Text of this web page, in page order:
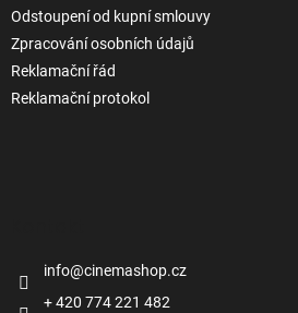
Odstoupení od kupní smlouvy
Zpracování osobních údajů
Reklamační řád
Reklamační protokol
info@cinemashop.cz
+ 420 774 221 482